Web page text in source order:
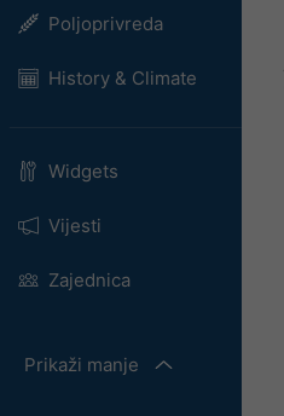
Poljoprivreda
History & Climate
Widgets
Vijesti
Zajednica
Prikaži manje